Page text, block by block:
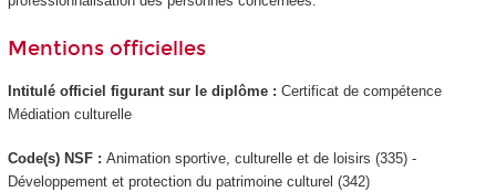
Mentions officielles
Intitulé officiel figurant sur le diplôme : Certificat de compétence
Médiation culturelle
Code(s) NSF : Animation sportive, culturelle et de loisirs (335) -
Développement et protection du patrimoine culturel (342)